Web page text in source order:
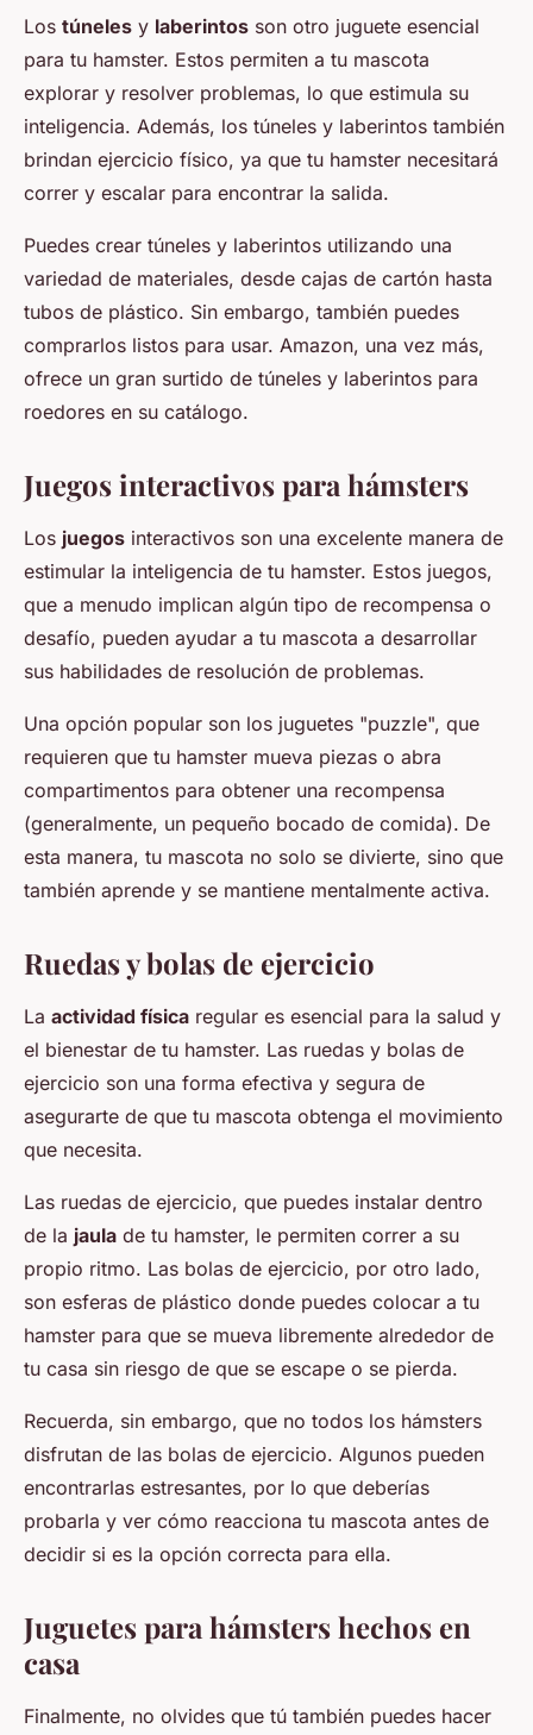
Los túneles y laberintos son otro juguete esencial
para tu hamster. Estos permiten a tu mascota
explorar y resolver problemas, lo que estimula su
inteligencia. Además, los túneles y laberintos también
brindan ejercicio físico, ya que tu hamster necesitará
correr y escalar para encontrar la salida.
Puedes crear túneles y laberintos utilizando una
variedad de materiales, desde cajas de cartón hasta
tubos de plástico. Sin embargo, también puedes
comprarlos listos para usar. Amazon, una vez más,
ofrece un gran surtido de túneles y laberintos para
roedores en su catálogo.
Juegos interactivos para hámsters
Los juegos interactivos son una excelente manera de
estimular la inteligencia de tu hamster. Estos juegos,
que a menudo implican algún tipo de recompensa o
desafío, pueden ayudar a tu mascota a desarrollar
sus habilidades de resolución de problemas.
Una opción popular son los juguetes "puzzle", que
requieren que tu hamster mueva piezas o abra
compartimentos para obtener una recompensa
(generalmente, un pequeño bocado de comida). De
esta manera, tu mascota no solo se divierte, sino que
también aprende y se mantiene mentalmente activa.
Ruedas y bolas de ejercicio
La actividad física regular es esencial para la salud y
el bienestar de tu hamster. Las ruedas y bolas de
ejercicio son una forma efectiva y segura de
asegurarte de que tu mascota obtenga el movimiento
que necesita.
Las ruedas de ejercicio, que puedes instalar dentro
de la jaula de tu hamster, le permiten correr a su
propio ritmo. Las bolas de ejercicio, por otro lado,
son esferas de plástico donde puedes colocar a tu
hamster para que se mueva libremente alrededor de
tu casa sin riesgo de que se escape o se pierda.
Recuerda, sin embargo, que no todos los hámsters
disfrutan de las bolas de ejercicio. Algunos pueden
encontrarlas estresantes, por lo que deberías
probarla y ver cómo reacciona tu mascota antes de
decidir si es la opción correcta para ella.
Juguetes para hámsters hechos en
casa
Finalmente, no olvides que tú también puedes hacer